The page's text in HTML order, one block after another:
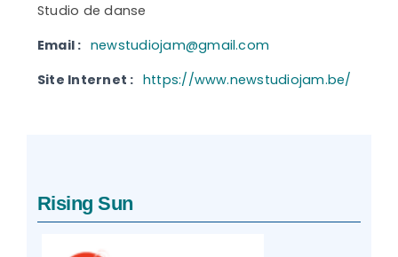
Studio de danse
Email : newstudiojam@gmail.com
Site Internet : https://www.newstudiojam.be/
Rising Sun